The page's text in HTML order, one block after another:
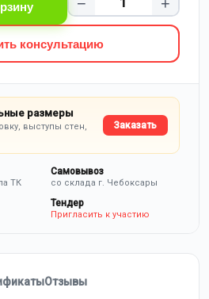
консультацию
размеры
выступы стен,
Заказать
ТК
Самовывоз
со склада г. Чебоксары
Тендер
Пригласить к участию
Отзывы